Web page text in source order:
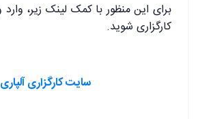
برای این منظور با کمک لینک زیر،
کارگزاری شوید.
سایت کارگزاری آلپاری